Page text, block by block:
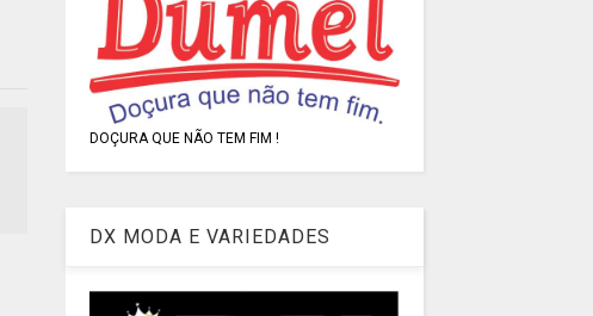
DOÇURA QUE NÃO TEM FIM !
DX MODA E VARIEDADES